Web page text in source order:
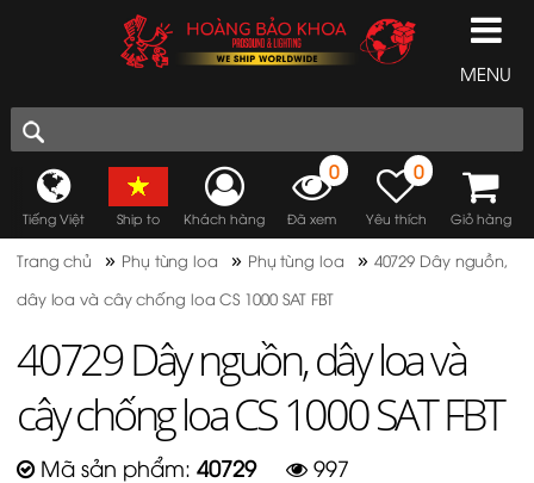
MENU
Tiếng Việt Ship to Khách hàng
0
Đã xem
0
Yêu thích Giỏ hàng
Trang chủ » Phụ tùng loa » Phụ tùng loa » 40729 Dây nguồn,
dây loa và cây chống loa CS 1000 SAT FBT
40729 Dây nguồn, dây loa và
cây chống loa CS 1000 SAT FBT
Mã sản phẩm: 40729 997